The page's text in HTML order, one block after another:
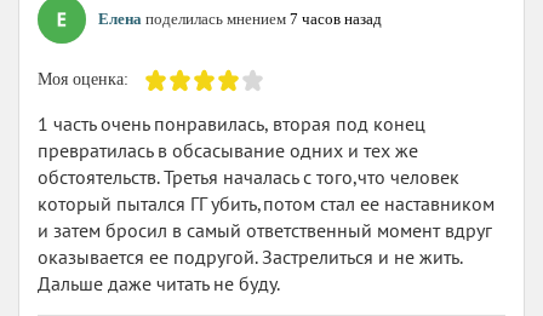
Елена поделилась мнением 7 часов назад
Моя оценка:
1 часть очень понравилась, вторая под конец
превратилась в обсасывание одних и тех же
обстоятельств. Третья началась с того,что человек
который пытался ГГ убить,потом стал ее наставником
и затем бросил в самый ответственный момент вдруг
оказывается ее подругой. Застрелиться и не жить.
Дальше даже читать не буду.